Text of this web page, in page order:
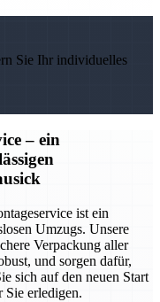
Sie Ihr individuelles
– ein
ist ein
Umzugs. Unsere
Verpackung aller
und sorgen dafür,
sich auf den neuen Start
erledigen.